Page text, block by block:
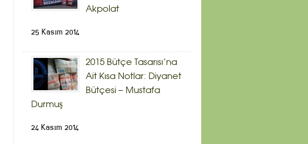
Akpolat
25 Kasım 2014
2015 Bütçe Tasarısı’na
Ait Kısa Notlar: Diyanet
Bütçesi – Mustafa
Durmuş
24 Kasım 2014